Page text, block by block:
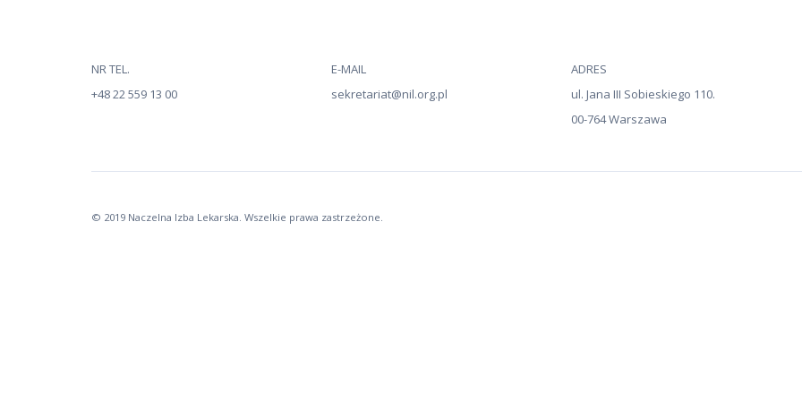
NR TEL.
+48 22 559 13 00
E-MAIL
sekretariat@nil.org.pl
ADRES
ul. Jana III Sobieskiego 110.
00-764 Warszawa
© 2019 Naczelna Izba Lekarska. Wszelkie prawa zastrzeżone.